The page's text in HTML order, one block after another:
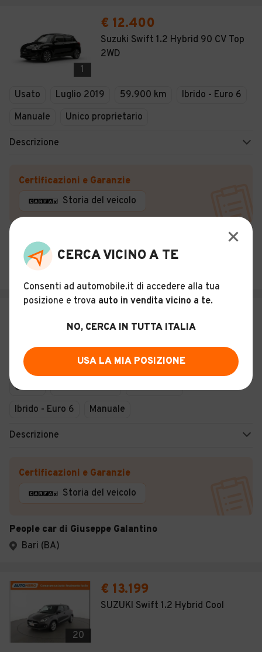
1
€ 12.400
Suzuki Swift 1.2 Hybrid 90 CV Top
2WD
Usato Luglio 2019 59.900 km
Ibrido - Euro 6
Manuale
Unico proprietario
Descrizione
Certificazioni e Garanzie
Storia del veicolo
4,2 (175 )
Bari (BA)
22
Suzuki Swift 1.0 Hybrid S - 82KW
Usato Febbraio 2019
25.000 km
Ibrido - Euro 6
Manuale
Descrizione
Certificazioni e Garanzie
Storia del veicolo
People car di Giuseppe Galantino
Bari (BA)
20
€ 13.199
SUZUKI Swift 1.2 Hybrid Cool
CERCA VICINO A TE
Consenti ad automobile.it di accedere alla tua
posizione e trova auto in vendita vicino a te.
NO, CERCA IN TUTTA ITALIA
USA LA MIA POSIZIONE